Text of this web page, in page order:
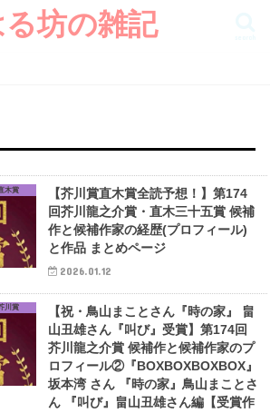
る坊の雑記
木賞
【芥川賞直木賞全読予想！】第174
回芥川龍之介賞・直木三十五賞 候補
作と候補作家の経歴(プロフィール)
と作品 まとめページ
2026.01.12
川賞
【祝・鳥山まことさん『時の家』 畠
山丑雄さん『叫び』受賞】第174回
芥川龍之介賞 候補作と候補作家のプ
ロフィール②『BOXBOXBOXBOX』
坂本湾 さん 『時の家』鳥山まことさ
ん 『叫び』畠山丑雄さん編【受賞作